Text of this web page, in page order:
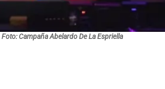
Foto: Campaña Abelardo De La Espriella